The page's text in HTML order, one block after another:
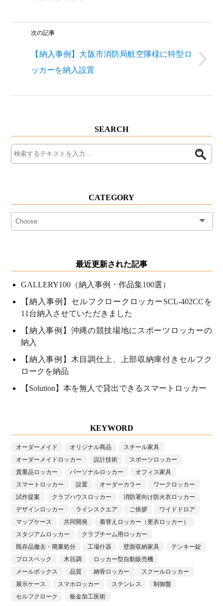
次の記事
【納入事例】大阪市消防局航空隊様に特型ロ
ッカーを納入設置
SEARCH
CATEGORY
最近更新された記事
GALLERY100（納入事例・作品集100選）
【納入事例】セルフクロークロッカーSCL-402CCを
11台納入させていただきました
【納入事例】沖縄の競技場地にスポーツロッカーの
納入
【納入事例】木目調仕上、上部収納庫付きセルフク
ロークを納品
【Solution】本を無人で貸出できるスマートロッカー
KEYWORD
オーダーメイド オリジナル商品
スチール家具
オーダーメイドロッカー
設計技術
スポーツロッカー
貴重品ロッカー
パーソナルロッカー
オフィス家具
スマートロッカー
設置 オーダーカラー
ワークロッカー
試作提案
クラブハウスロッカー
消防署向け防火衣ロッカー
デザインロッカー
ラインスクエア ご挨拶
ワイドドロア
マップケース
共同開発
着替えロッカー（更衣ロッカー）
スタジアムロッカー
クラブチーム用ロッカー
既存品撤去・廃棄処分
工場什器 壁面収納家具
テンキー錠
プロスペック
木目調
ロッカー型自動販売機
メールボックス
品質 納骨ロッカー
スクールロッカー
展示ケース
スマホロッカー ステンレス
制御盤
セルフクローク
板金加工医術